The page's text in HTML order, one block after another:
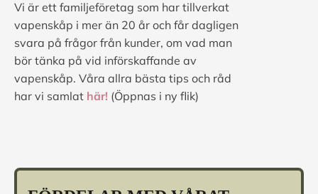
Vi är ett familjeföretag som har tillverkat
vapenskåp i mer än 20 år och får dagligen
svara på frågor från kunder, om vad man
bör tänka på vid införskaffande av
vapenskåp. Våra allra bästa tips och råd
har vi samlat här! (Öppnas i ny flik)